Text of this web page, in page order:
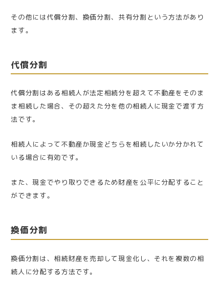
その他には代償分割、換価分割、共有分割という方法があり
ます。
代償分割
代償分割はある相続人が法定相続分を超えて不動産をそのま
ま相続した場合、その超えた分を他の相続人に現金で渡す方
法です。
相続人によって不動産か現金どちらを相続したいか分かれて
いる場合に有効です。
また、現金でやり取りできるため財産を公平に分配すること
ができます。
換価分割
換価分割は、相続財産を売却して現金化し、それを複数の相
続人に分配する方法です。